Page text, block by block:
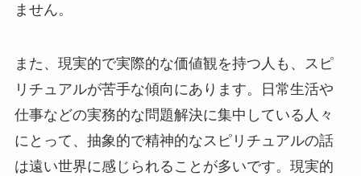
ません。
また、現実的で実際的な価値観を持つ人も、スピ
リチュアルが苦手な傾向にあります。日常生活や
仕事などの実務的な問題解決に集中している人々
にとって、抽象的で精神的なスピリチュアルの話
は遠い世界に感じられることが多いです。現実的